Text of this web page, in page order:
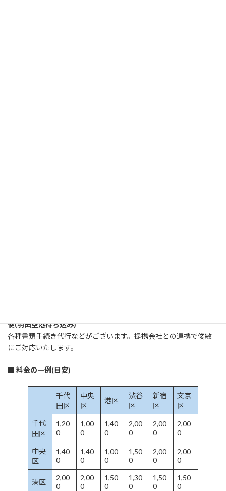
便(羽田空港持ち込み)
各種書類手続き代行などがございます。提携会社との連携で俊敏
にご対応いたします。
■ 料金の一例(目安)
千代
田区
中央
区
港区
渋谷
区
新宿
区
文京
区
千代
田区
1,20
0
1,00
0
1,40
0
2,00
0
2,00
0
2,00
0
中央
区
1,40
0
1,40
0
1,00
0
1,50
0
2,00
0
2,00
0
港区
2,00
0
2,00
0
1,50
0
1,30
0
1,50
0
1,50
0